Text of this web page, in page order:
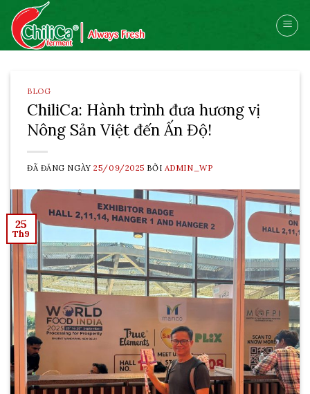
Skip
content
BLOG
ChiliCa: Hành trình đưa hương vị
Nông Sản Việt đến Ấn Độ!
ĐÃ ĐĂNG NGÀY25/09/2025 BỞI ADMIN_WP
25
Th9